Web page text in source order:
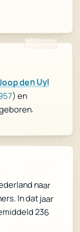
den Uyl
) en
naar
In dat jaar
236